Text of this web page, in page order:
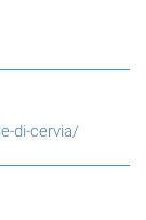
di-cervia/